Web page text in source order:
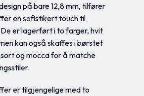
på bare 12,8 mm, tilfører
en sofistikert touch til
er lagerført i to farger, hvit
kan også skaffes i børstet
og mocca for å matche
er tilgjengelige med to